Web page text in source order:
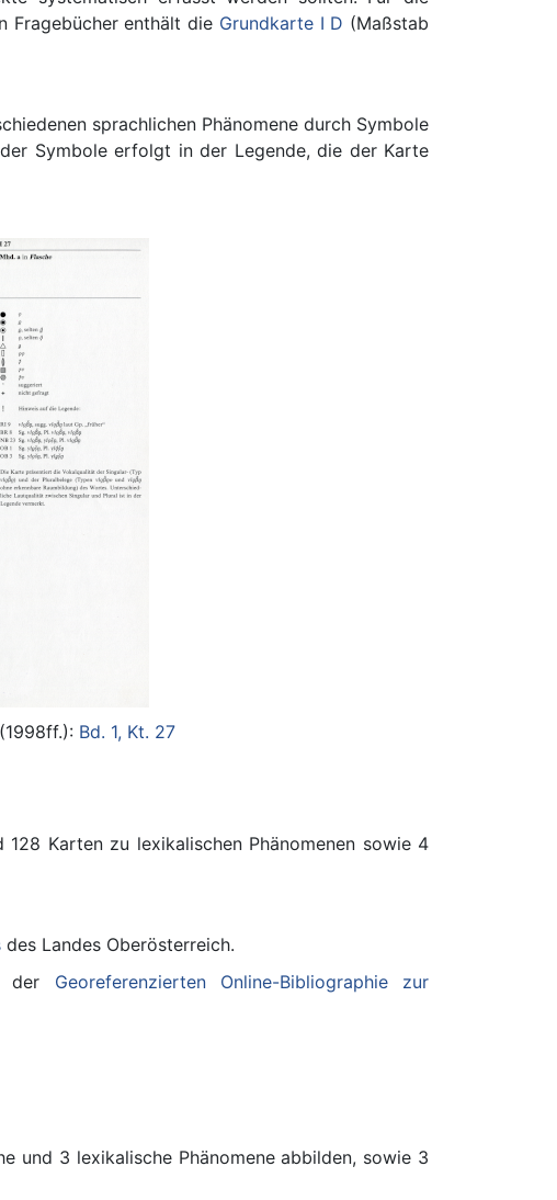
Fragebücher enthält die Grundkarte I D (Maßstab
sprachlichen Phänomene durch Symbole
Symbole erfolgt in der Legende, die der Karte
Bd. 1, Kt. 27
Karten zu lexikalischen Phänomenen sowie 4
des Landes Oberösterreich.
der Georeferenzierten Online-Bibliographie zur
und 3 lexikalische Phänomene abbilden, sowie 3